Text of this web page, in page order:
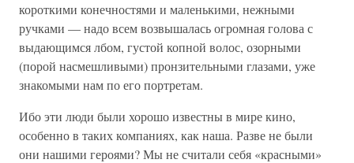
короткими конечностями и маленькими, нежными
ручками — надо всем возвышалась огромная голова с
выдающимся лбом, густой копной волос, озорными
(порой насмешливыми) пронзительными глазами, уже
знакомыми нам по его портретам.
Ибо эти люди были хорошо известны в мире кино,
особенно в таких компаниях, как наша. Разве не были
они нашими героями? Мы не считали себя «красными»